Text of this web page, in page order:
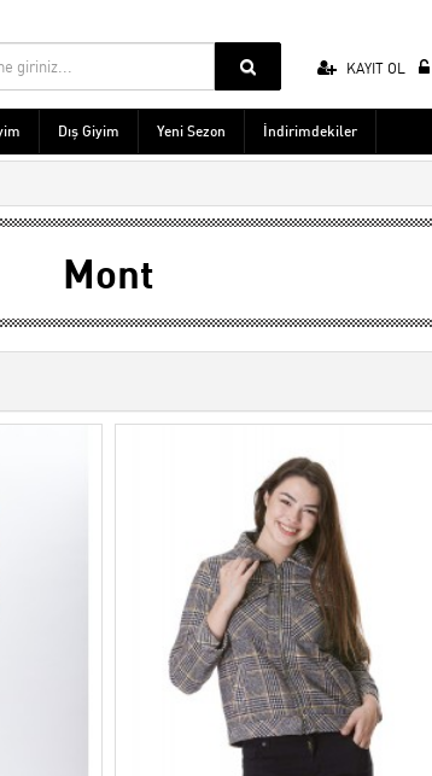
KAYIT OL
Dış Giyim Yeni Sezon İndirimdekiler
Mont